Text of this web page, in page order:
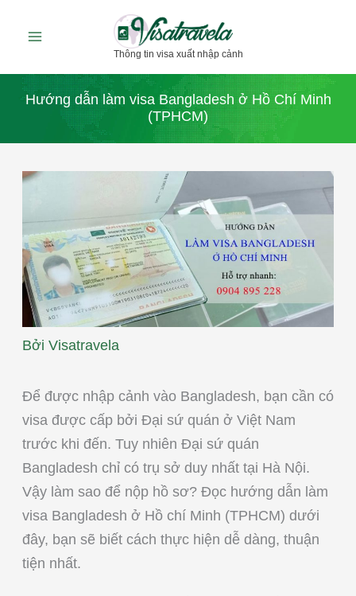
dung
Thông tin visa xuất nhập cảnh
Hướng dẫn làm visa Bangladesh ở Hồ Chí Minh
(TPHCM)
Bởi Visatravela
Để được nhập cảnh vào Bangladesh, bạn cần có
visa được cấp bởi Đại sứ quán ở Việt Nam
trước khi đến. Tuy nhiên Đại sứ quán
Bangladesh chỉ có trụ sở duy nhất tại Hà Nội.
Vậy làm sao để nộp hồ sơ? Đọc hướng dẫn làm
visa Bangladesh ở Hồ chí Minh (TPHCM) dưới
đây, bạn sẽ biết cách thực hiện dễ dàng, thuận
tiện nhất.